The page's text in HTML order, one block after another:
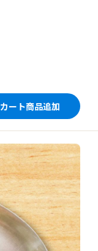
カート商品追加